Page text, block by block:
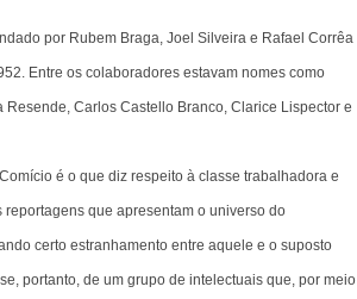
por Rubem Braga, Joel Silveira e Rafael Corrêa
Entre os colaboradores estavam nomes como
Resende, Carlos Castello Branco, Clarice Lispector e
é o que diz respeito à classe trabalhadora e
reportagens que apresentam o universo do
certo estranhamento entre aquele e o suposto
portanto, de um grupo de intelectuais que, por meio